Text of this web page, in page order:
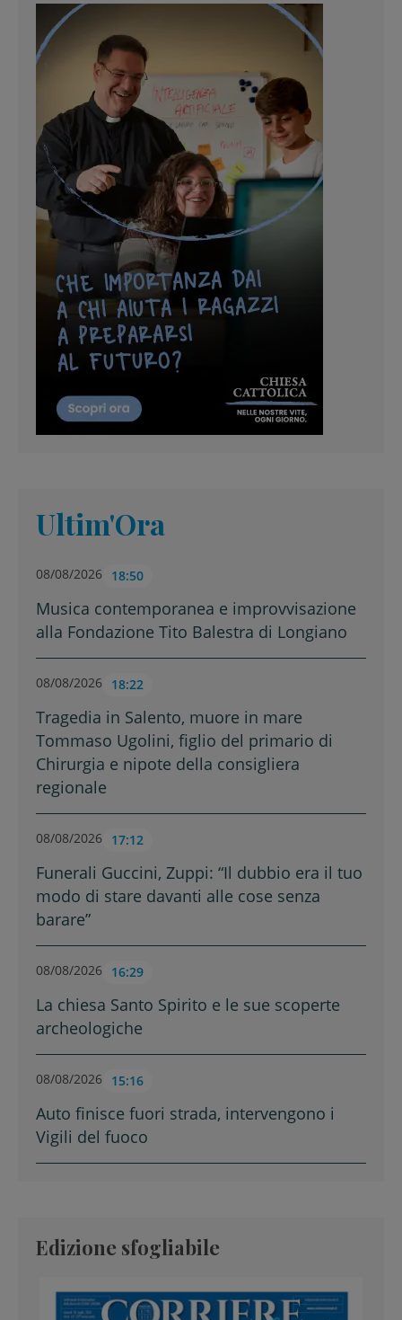
Ultim'Ora
08/08/2026 18:50
Musica contemporanea e improvvisazione
alla Fondazione Tito Balestra di Longiano
08/08/2026 18:22
Tragedia in Salento, muore in mare
Tommaso Ugolini, figlio del primario di
Chirurgia e nipote della consigliera
regionale
08/08/2026 17:12
Funerali Guccini, Zuppi: “Il dubbio era il tuo
modo di stare davanti alle cose senza
barare”
08/08/2026 16:29
La chiesa Santo Spirito e le sue scoperte
archeologiche
08/08/2026 15:16
Auto finisce fuori strada, intervengono i
Vigili del fuoco
Edizione sfogliabile